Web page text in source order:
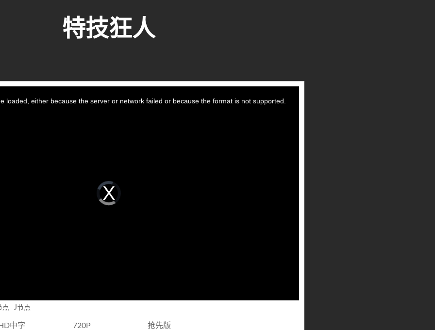
特技狂人
Video
Player
loading.
loaded, either because the server or network failed or because the format is not supported.
点 J节点
HD中字 720P
抢先版